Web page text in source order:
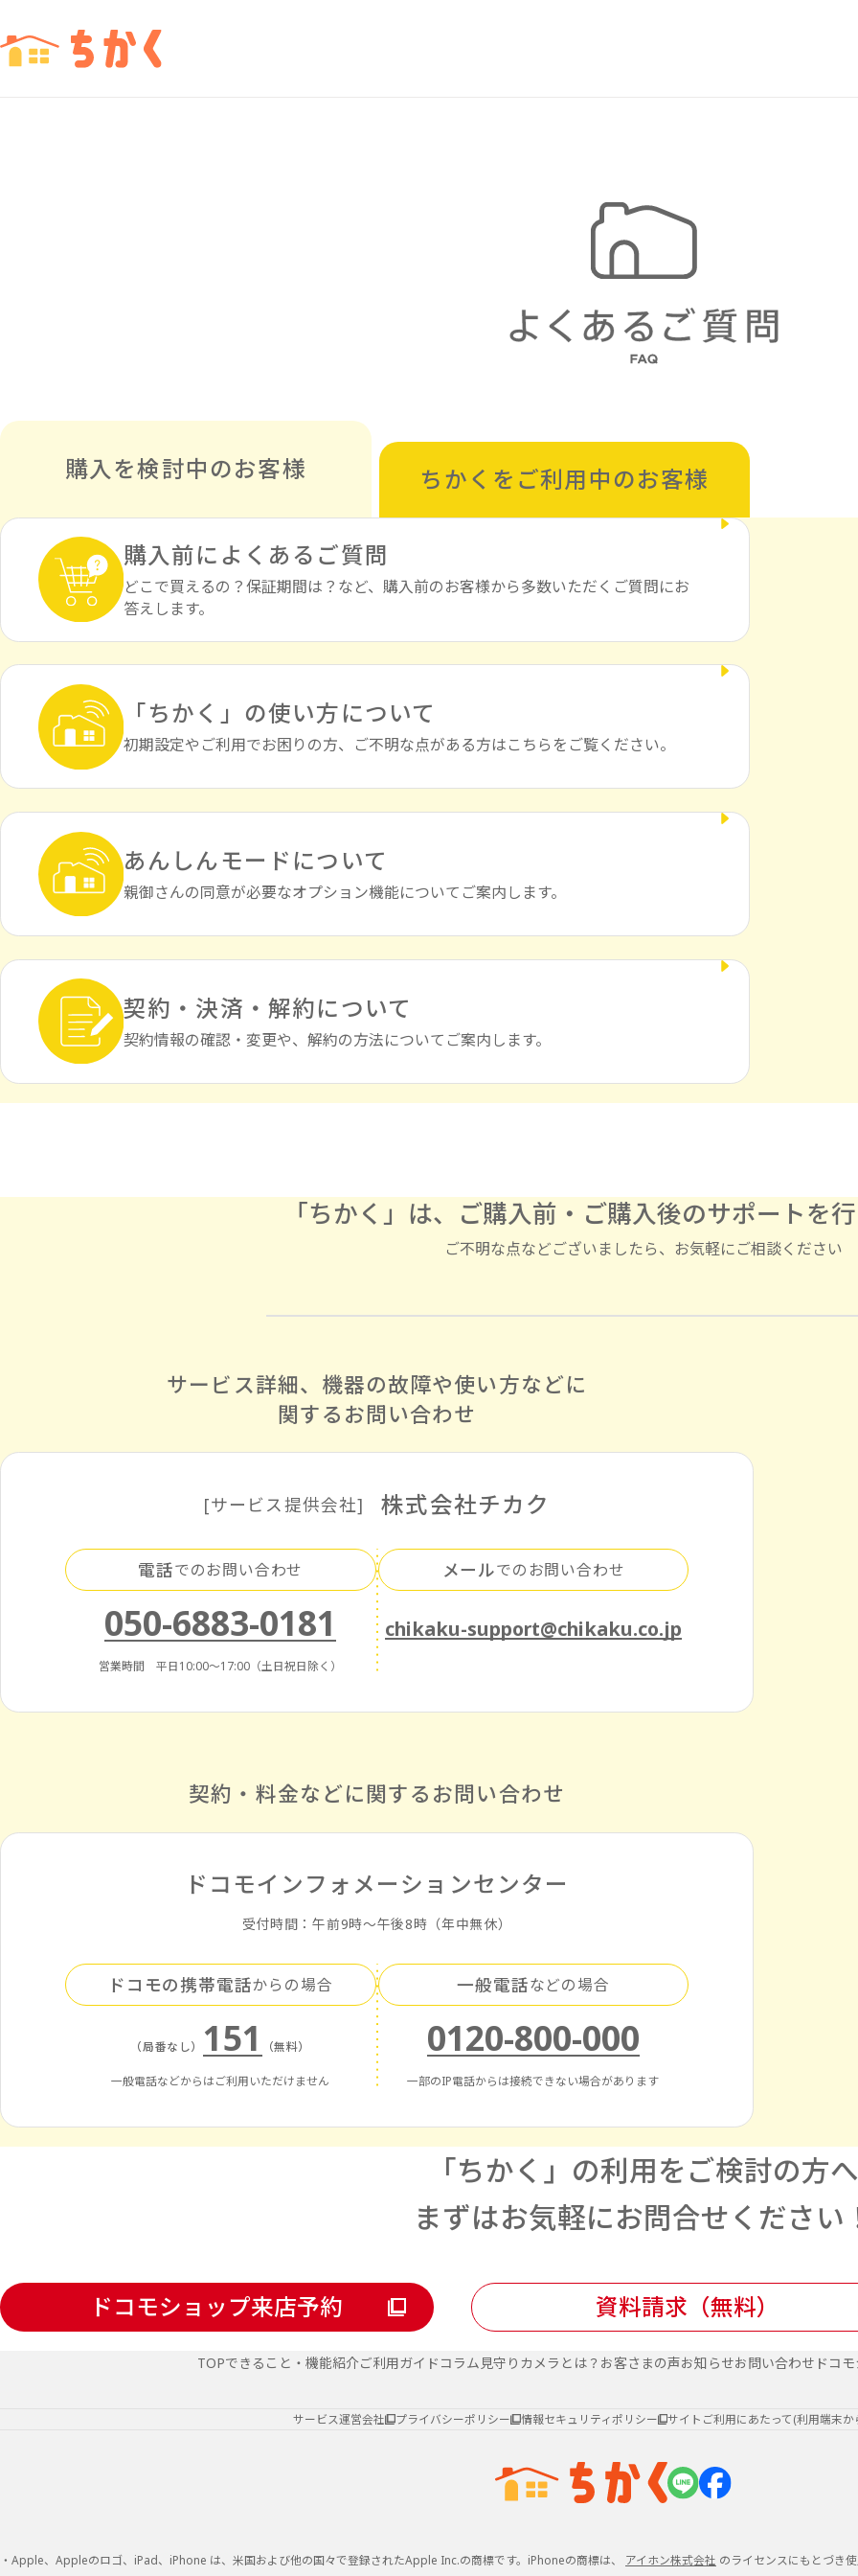
購入を検討中のお客様 ちかくを ご利用中のお客様
購入前によくあるご質問
どこで買えるの？保証期間は？など、購入前のお客様から多数いただくご質問にお
答えします。
「ちかく」の使い方について
初期設定やご利用でお困りの方、ご不明な点がある方はこちらをご覧ください。
あんしんモードについて
親御さんの同意が必要なオプション機能についてご案内します。
契約・決済・解約について
契約情報の確認・変更や、解約の方法についてご案内します。
「ちかく」は、ご購入前・ご購入後のサポートを
ご不明な点などございましたら、お気軽にご相談ください
サービス詳細、 機器の故障や使い方などに
関する お問い合わせ
[サービス提供会社] 株式会社チカク
電話でのお問い合わせ
050-6883-0181
営業時間 平日10:00～17:00（土日祝日除く）
メールでのお問い合わせ
chikaku-support@chikaku.co.jp
契約・料金などに関する お問い合わせ
ドコモインフォメーションセンター
受付時間：午前9時〜午後8時（年中無休）
ドコモの携帯電話からの場合
（局番なし） 151 （無料）
一般電話などからはご利用いただけません
一般電話などの場合
0120-800-000
一部のIP電話からは接続できない場合があります
「ちかく」の利用をご検討の方へ
まずはお気軽にお問合せください
ドコモショップ来店予約 資料請求（無料）
TOPできること・機能紹介ご利用ガイド コラム 見守りカメラとは？ お客さまの声お知らせお問い合わせ ドコ
サービス運営会社 プライバシーポリシー 情報セキュリティポリシー サイトご利用にあたって(利用端末
・Apple、Appleのロゴ、iPad、iPhone は、米国および他の国々で登録されたApple Inc.の商標です。iPhoneの商標は、 アイホン株式会社 のライセンスにもとづき